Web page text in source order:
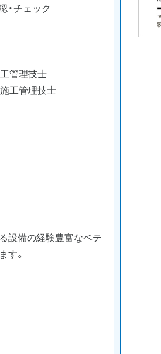
・チェック
管理技士
工管理技士
設備の経験豊富なベテ
す。